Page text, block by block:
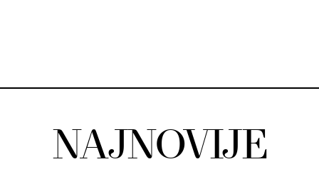
NAJNOVIJE